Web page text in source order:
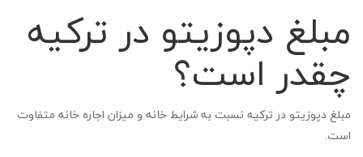
مبلغ دپوزیتو در ترکیه
چقدر است؟
مبلغ دپوزیتو در ترکیه نسبت به شرایط خانه و میزان اجاره خانه متفاوت
است.